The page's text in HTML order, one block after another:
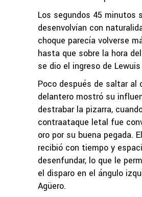
Los segundos 45 minutos
desenvolvían con
choque parecía volverse
hasta que sobre la hora
se dio el ingreso de Lewuis
Poco después de saltar al
delantero mostró su
destrabar la pizarra,
contraataque letal fue
oro por su buena pegada.
recibió con tiempo y
desenfundar, lo que le
el disparo en el ángulo
Agüero.